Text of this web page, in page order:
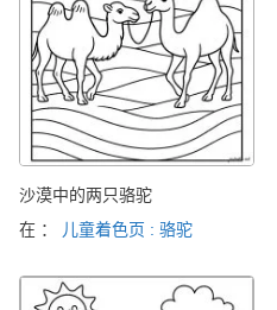
沙漠中的两只骆驼
在 ：
儿童着色页 : 骆驼